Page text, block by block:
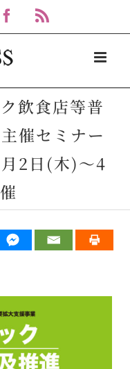
Facebook
飲食店等普
催セミナー
2日(木)～4